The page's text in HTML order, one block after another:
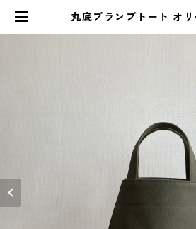
丸底プランプトート オ